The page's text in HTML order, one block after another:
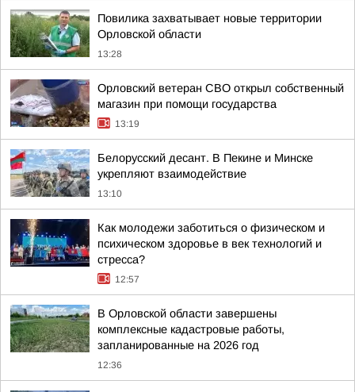
Повилика захватывает новые территории
Орловской области
13:28
Орловский ветеран СВО открыл собственный
магазин при помощи государства
13:19
Белорусский десант. В Пекине и Минске
укрепляют взаимодействие
13:10
Как молодежи заботиться о физическом и
психическом здоровье в век технологий и
стресса?
12:57
В Орловской области завершены
комплексные кадастровые работы,
запланированные на 2026 год
12:36